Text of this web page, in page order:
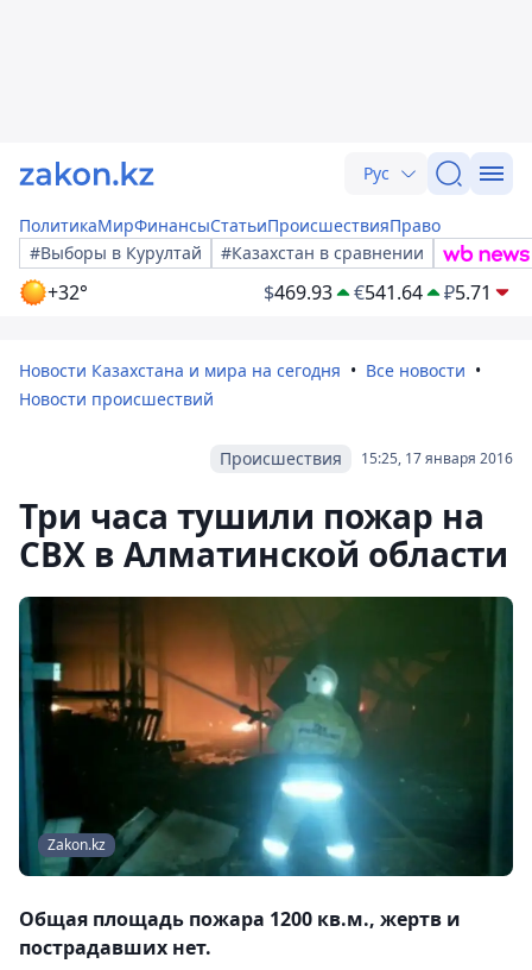
Рус
ПолитикаМирФинансыСтатьиПроисшествияПраво
#Выборы в Курултай
#Казахстан в сравнении
+32° $469.93 €541.64 ₽5.71
Новости Казахстана и мира на сегодня
Все новости
Новости происшествий
15:25, 17 января 2016
Происшествия
Три часа тушили пожар на
СВХ в Алматинской области
Zakon.kz
Общая площадь пожара 1200 кв.м., жертв и
пострадавших нет.